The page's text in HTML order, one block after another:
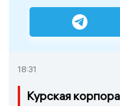
18:31
Курская